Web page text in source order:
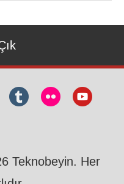
Teknobeyin. Her